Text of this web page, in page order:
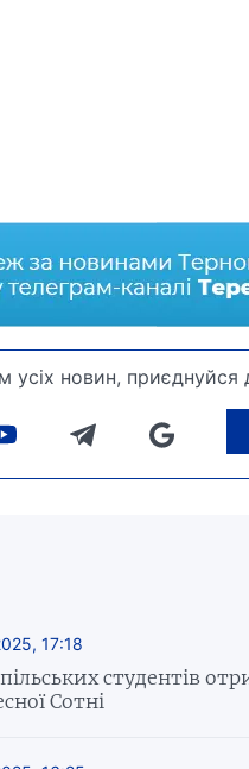
усіх новин, приєднуйся
17:18
студентів
Сотні